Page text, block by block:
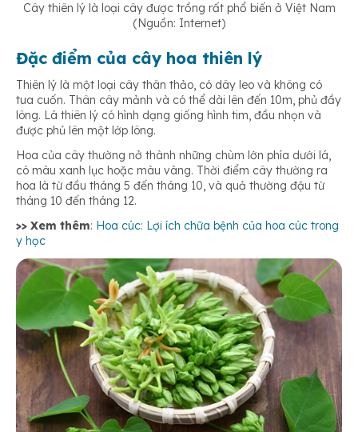
Cây thiên lý là loại cây được trồng rất phổ biến ở Việt Nam
(Nguồn: Internet)
Đặc điểm của cây hoa thiên lý
Thiên lý là một loại cây thân thảo, có dây leo và không có
tua cuốn. Thân cây mảnh và có thể dài lên đến 10m, phủ đầy
lông. Lá thiên lý có hình dạng giống hình tim, đầu nhọn và
được phủ lên một lớp lông.
Hoa của cây thường nở thành những chùm lớn phía dưới lá,
có màu xanh lục hoặc màu vàng. Thời điểm cây thường ra
hoa là từ đầu tháng 5 đến tháng 10, và quả thường đậu từ
tháng 10 đến tháng 12.
>> Xem thêm: Hoa cúc: Lợi ích chữa bệnh của hoa cúc trong
y học